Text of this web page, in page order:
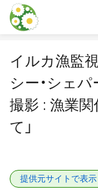
本文に飛ぶ
イルカ漁監
シー・シェ
撮影 : 漁業
て」
提供元サイトで表示